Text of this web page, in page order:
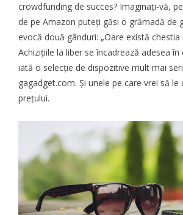
crowdfunding de succes? Imaginați-vă,
de pe Amazon puteți găsi o grămadă de
evocă două gânduri: „Oare există chestia
Achizițiile la liber se încadrează adesea
iată o selecție de dispozitive mult mai
gagadget.com. Și unele pe care vrei să le
prețului.